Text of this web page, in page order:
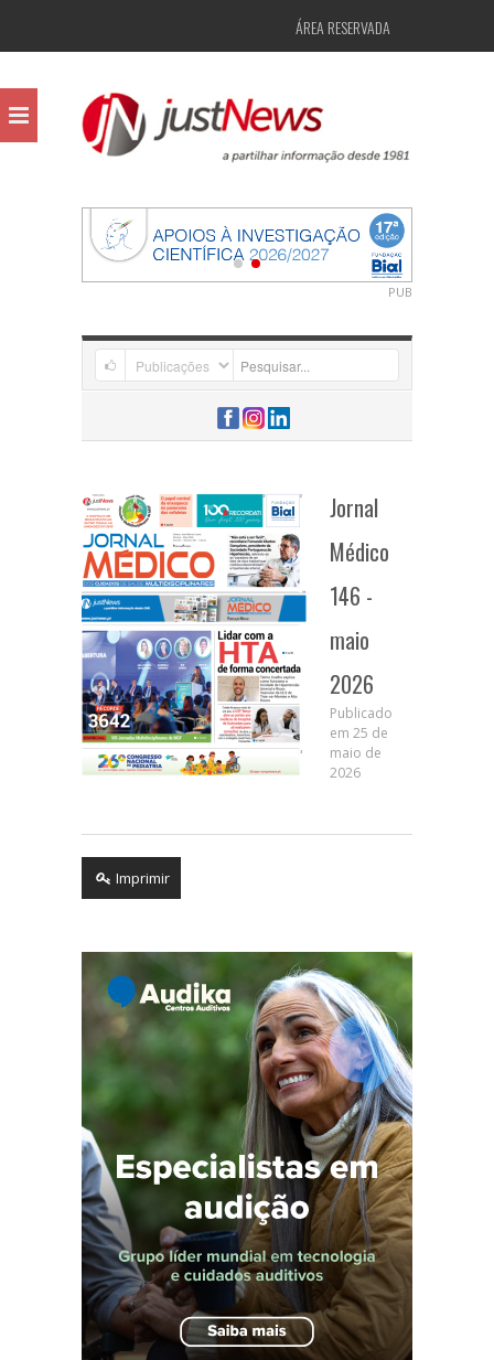
ÁREA RESERVADA
PUB
Jornal
Médico
146 -
maio
2026
Publicado
em 25 de
maio de
2026
Imprimir